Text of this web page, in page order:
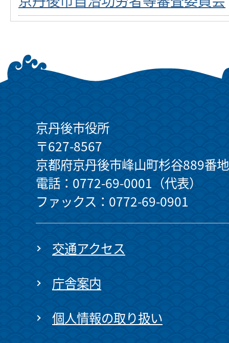
京丹後市役所
〒627-8567
京都府京丹後市峰山町杉谷889番地
電話：0772-69-0001（代表）
ファックス：0772-69-0901
交通アクセス
庁舎案内
個人情報の取り扱い